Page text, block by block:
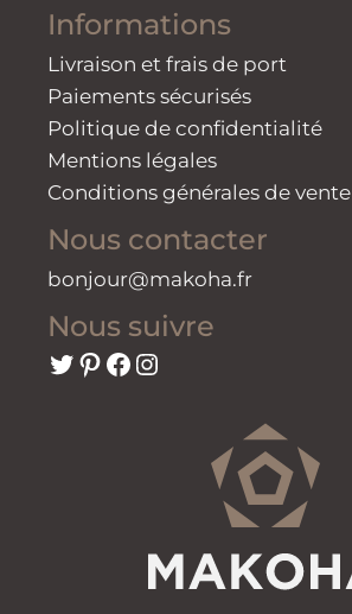
Informations
Livraison et frais de port
Paiements sécurisés
Politique de confidentialité
Mentions légales
Conditions générales de vente
Nous contacter
bonjour@makoha.fr
Nous suivre
Twitter
Pinterest
Facebook
Instagram